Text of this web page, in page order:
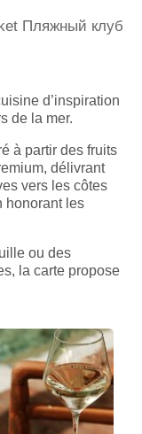
d’inspiration
de la mer.
à partir des fruits
délivrant
vers les côtes
honorant les
ou des
la carte propose